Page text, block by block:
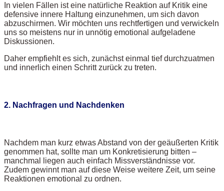
In vielen Fällen ist eine natürliche Reaktion auf Kritik eine
defensive innere Haltung einzunehmen, um sich davon
abzuschirmen. Wir möchten uns rechtfertigen und verwickeln
uns so meistens nur in unnötig emotional aufgeladene
Diskussionen.
Daher empfiehlt es sich, zunächst einmal tief durchzuatmen
und innerlich einen Schritt zurück zu treten.
2. Nachfragen und Nachdenken
Nachdem man kurz etwas Abstand von der geäußerten Kritik
genommen hat, sollte man um Konkretisierung bitten –
manchmal liegen auch einfach Missverständnisse vor.
Zudem gewinnt man auf diese Weise weitere Zeit, um seine
Reaktionen emotional zu ordnen.